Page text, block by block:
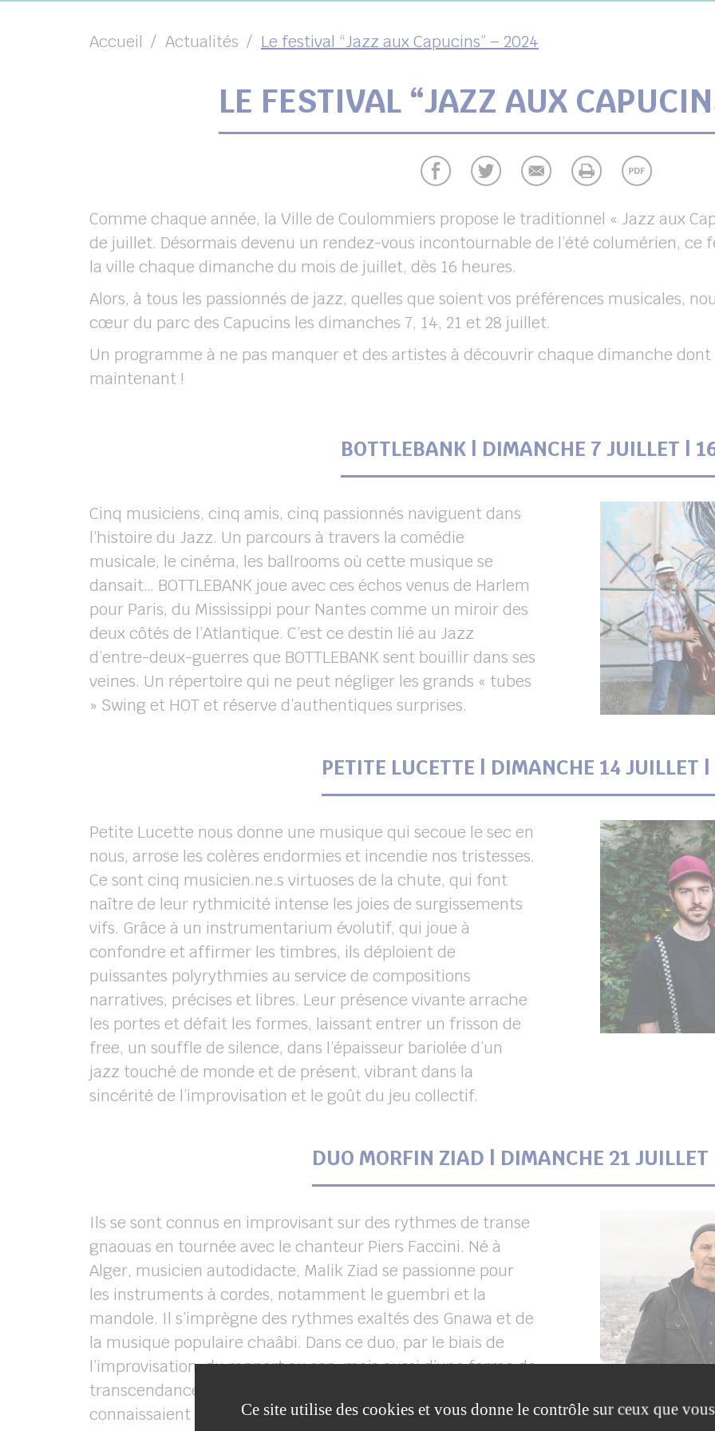
Accueil Actualités Le festival “Jazz aux Capucins” – 2024
LE FESTIVAL “JAZZ AUX
Comme chaque année, la Ville de Coulommiers propose le traditionnel « Jazz aux
de juillet. Désormais devenu un rendez-vous incontournable de l’été columérien, ce
la ville chaque dimanche du mois de juillet, dès 16 heures.
Alors, à tous les passionnés de jazz, quelles que soient vos préférences musicales,
cœur du parc des Capucins les dimanches 7, 14, 21 et 28 juillet.
Un programme à ne pas manquer et des artistes à découvrir chaque dimanche
maintenant !
BOTTLEBANK | DIMANCHE 7 JUILLET |
Cinq musiciens, cinq amis, cinq passionnés naviguent dans
l’histoire du Jazz. Un parcours à travers la comédie
musicale, le cinéma, les ballrooms où cette musique se
dansait… BOTTLEBANK joue avec ces échos venus de Harlem
pour Paris, du Mississippi pour Nantes comme un miroir des
deux côtés de l’Atlantique. C’est ce destin lié au Jazz
d’entre-deux-guerres que BOTTLEBANK sent bouillir dans ses
veines. Un répertoire qui ne peut négliger les grands « tubes
» Swing et HOT et réserve d’authentiques surprises.
PETITE LUCETTE | DIMANCHE 14 JUILLET
Petite Lucette nous donne une musique qui secoue le sec en
nous, arrose les colères endormies et incendie nos tristesses.
Ce sont cinq musicien.ne.s virtuoses de la chute, qui font
naître de leur rythmicité intense les joies de surgissements
vifs. Grâce à un instrumentarium évolutif, qui joue à
confondre et affirmer les timbres, ils déploient de
puissantes polyrythmies au service de compositions
narratives, précises et libres. Leur présence vivante arrache
les portes et défait les formes, laissant entrer un frisson de
free, un souffle de silence, dans l’épaisseur bariolée d’un
jazz touché de monde et de présent, vibrant dans la
sincérité de l’improvisation et le goût du jeu collectif.
DUO MORFIN ZIAD | DIMANCHE 21
Ils se sont connus en improvisant sur des rythmes de transe
gnaouas en tournée avec le chanteur Piers Faccini. Né à
Alger, musicien autodidacte, Malik Ziad se passionne pour
les instruments à cordes, notamment le guembri et la
mandole. Il s’imprègne des rythmes exaltés des Gnawa et de
la musique populaire chaâbi. Dans ce duo, par le biais de
l’improvisation, du rapport au son, mais aussi d’une forme de
transcendance, les musiciens s’allient comme s’ils se
connaissaient depuis toujours. L’alto, que l’on trouve aussi
Ce site utilise des cookies et vous donne le contrôle sur ceux que